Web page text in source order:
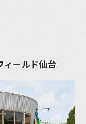
ィールド仙台